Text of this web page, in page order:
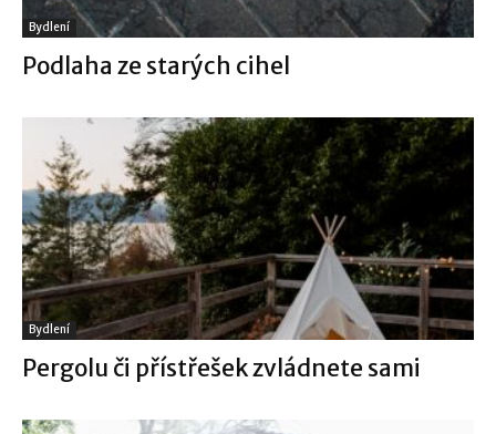
Bydlení
Podlaha ze starých cihel
Bydlení
Pergolu či přístřešek zvládnete sami